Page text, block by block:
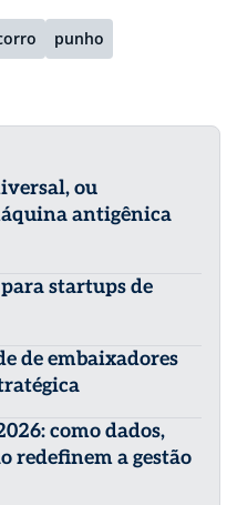
punho
ou
antigênica
startups de
de embaixadores
como dados,
redefinem a gestão